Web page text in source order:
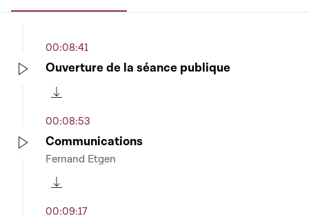
00:08:41
Ouverture de la séance publique
00:08:53
Communications
Fernand Etgen
00:09:17